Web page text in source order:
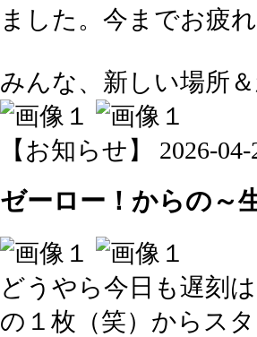
ました。今までお疲
みんな、新しい場所
【お知らせ】 2026-
ゼーロー！からの～
どうやら今日も遅刻
の１枚（笑）からス